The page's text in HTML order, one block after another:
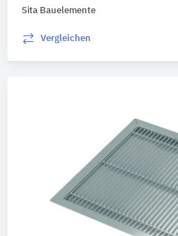
Sita Bauelemente
Vergleichen